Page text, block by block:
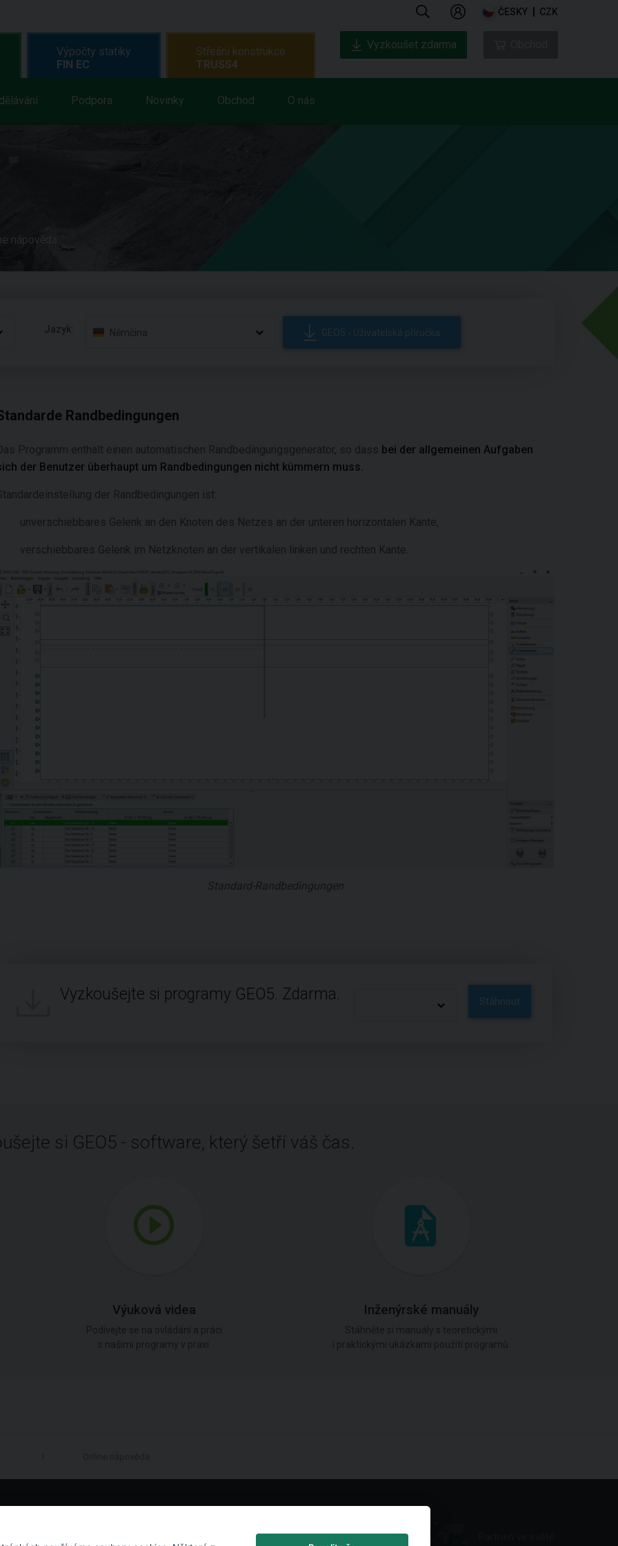
ČESKY CZK
Podpora Novinky Obchod O nás
Výpočty statiky
FIN EC
Střešní konstrukce
TRUSS4
Vyzkoušet zdarma
nápověda
Jazyk: Němčina GEO5 - Uživatelská příručka
Randbedingungen
Programm enthält einen automatischen Randbedingungsgenerator, so dass bei der allgemeinen Aufgaben
der Benutzer überhaupt um Randbedingungen nicht kümmern muss.
der Randbedingungen ist:
unverschiebbares Gelenk an den Knoten des Netzes an der unteren horizontalen Kante,
verschiebbares Gelenk im Netzknoten an der vertikalen linken und rechten Kante.
Standard-Randbedingungen
Vyzkoušejte si programy GEO5. Zdarma. Stáhnout
si GEO5 - software, který šetří váš čas.
Výuková videa Inženýrské manuály